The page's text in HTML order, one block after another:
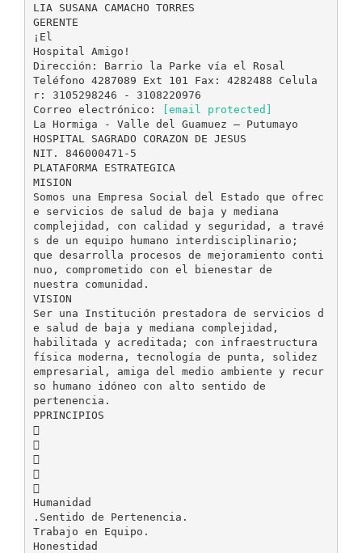
LIA SUSANA CAMACHO TORRES
GERENTE
¡El
Hospital Amigo!
Dirección: Barrio la Parke vía el Rosal
Teléfono 4287089 Ext 101 Fax: 4282488 Celula
r: 3105298246 - 3108220976
Correo electrónico:
[email protected]
La Hormiga - Valle del Guamuez – Putumayo
HOSPITAL SAGRADO CORAZON DE JESUS
NIT. 846000471-5
PLATAFORMA ESTRATEGICA
MISION
Somos una Empresa Social del Estado que ofrec
e servicios de salud de baja y mediana
complejidad, con calidad y seguridad, a travé
s de un equipo humano interdisciplinario;
que desarrolla procesos de mejoramiento conti
nuo, comprometido con el bienestar de
nuestra comunidad.
VISION
Ser una Institución prestadora de servicios d
e salud de baja y mediana complejidad,
habilitada y acreditada; con infraestructura
física moderna, tecnología de punta, solidez
empresarial, amiga del medio ambiente y recur
so humano idóneo con alto sentido de
pertenencia.
PPRINCIPIOS





Humanidad
.Sentido de Pertenencia.
Trabajo en Equipo.
Honestidad